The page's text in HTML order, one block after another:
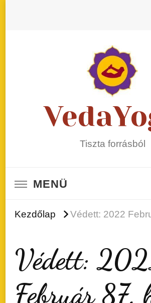
Tiszta forrásból
MENÜ
Kezdőlap Védett: 2022
Védett:
Február 87.